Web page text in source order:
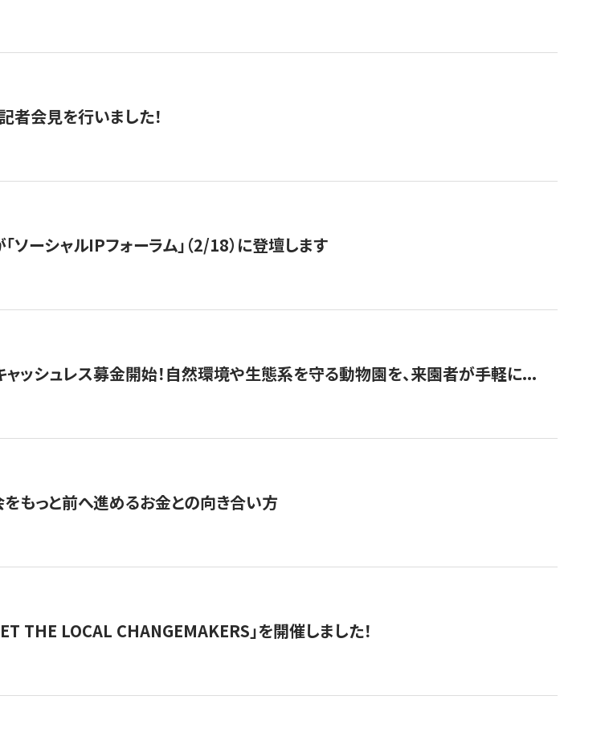
者会見を行いました！
ソーシャルIPフォーラム」（2/18）に登壇します
ッシュレス募金開始！自然環境や生態系を守る動物園を、来園者が手軽に...
もっと前へ進めるお金との向き合い方
THE LOCAL CHANGEMAKERS」を開催しました！